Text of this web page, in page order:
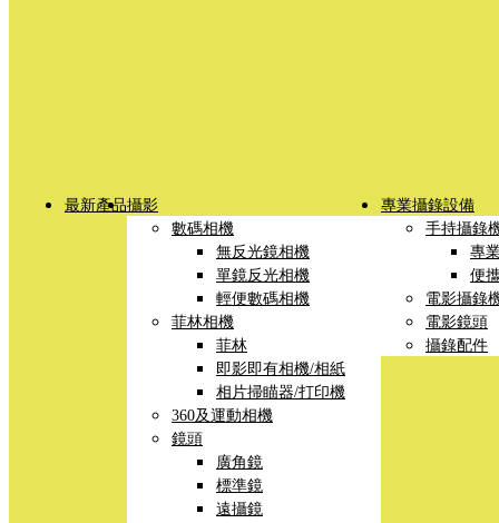
最新產品攝影
數碼相機
無反光鏡相機
單鏡反光相機
輕便數碼相機
菲林相機
菲林
即影即有相機/相紙
相片掃瞄器/打印機
360及運動相機
鏡頭
廣角鏡
標準鏡
遠攝鏡
專業攝錄設備
手持攝錄
專
便
電影攝錄
電影鏡頭
攝錄配件